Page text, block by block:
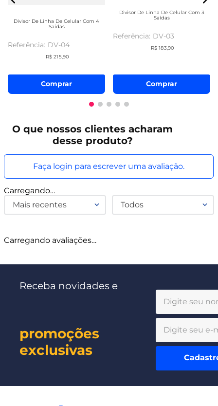
Divisor De Linha De Celular Com 4
Saídas
DV-04
R$ 215,90
Comprar
Divisor De Linha De Celular Com 3
Saídas
DV-03
R$ 183 90
Comprar
O que nossos clientes acharam
desse produto?
Carregando…
Faça login para escrever uma avaliação.
Mais recentes Todos
Carregando avaliações…
Receba novidades e
promoções
exclusivas